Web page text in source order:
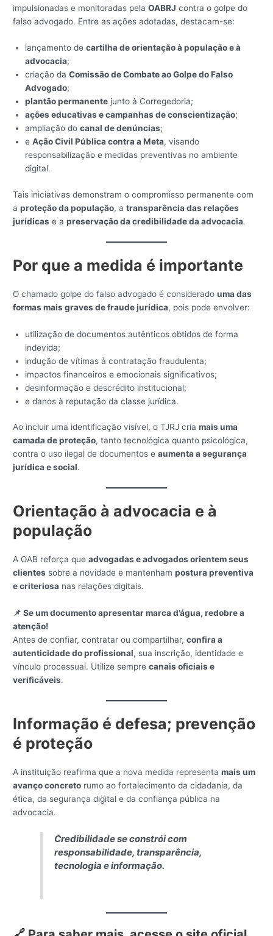
impulsionadas e monitoradas pelaOABRJ contra o golpe do
falso advogado. Entre as ações adotadas, destacam-se:
lançamento decartilha de orientação à população e à
advocacia;
criação daComissão de Combate ao Golpe do Falso
Advogado;
plantão permanente junto à Corregedoria;
ações educativas e campanhas de conscientização;
ampliação docanal de denúncias;
eAção Civil Pública contra a Meta, visando
responsabilização e medidas preventivas no ambiente
digital.
Tais iniciativas demonstram o compromisso permanente com
aproteção da população, atransparência das relações
jurídicas e apreservação da credibilidade da advocacia.
Por que a medida é importante
O chamado golpe do falso advogado é consideradouma das
formas mais graves de fraude jurídica, pois pode envolver:
utilização de documentos autênticos obtidos de forma
indevida;
indução de vítimas à contratação fraudulenta;
impactos financeiros e emocionais significativos;
desinformação e descrédito institucional;
e danos à reputação da classe jurídica.
Ao incluir uma identificação visível, o TJRJ criamais uma
camada de proteção, tanto tecnológica quanto psicológica,
contra o uso ilegal de documentos eaumenta a segurança
jurídica e social.
Orientação à advocacia e à
população
A OAB reforça queadvogadas e advogados orientem seus
clientes sobre a novidade e mantenhampostura preventiva
e criteriosa nas relações digitais.
📌 Se um documento apresentar marca d’água, redobre a
atenção!
Antes de confiar, contratar ou compartilhar,confira a
autenticidade do profissional, sua inscrição, identidade e
vínculo processual. Utilize semprecanais oficiais e
verificáveis.
Informação é defesa; prevenção
é proteção
A instituição reafirma que a nova medida representamais um
avanço concreto rumo ao fortalecimento da cidadania, da
ética, da segurança digital e da confiança pública na
advocacia.
Credibilidade se constrói com
responsabilidade, transparência,
tecnologia e informação.